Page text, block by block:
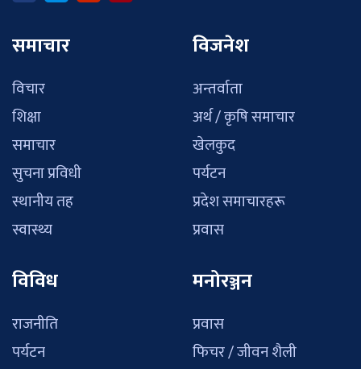
समाचार
विचार
शिक्षा
समाचार
सुचना प्रविधी
स्थानीय तह
स्वास्थ्य
विजनेश
अन्तर्वाता
अर्थ / कृषि समाचार
खेलकुद
पर्यटन
प्रदेश समाचारहरू
प्रवास
विविध
राजनीति
पर्यटन
मनोरञ्जन
प्रवास
फिचर / जीवन शैली